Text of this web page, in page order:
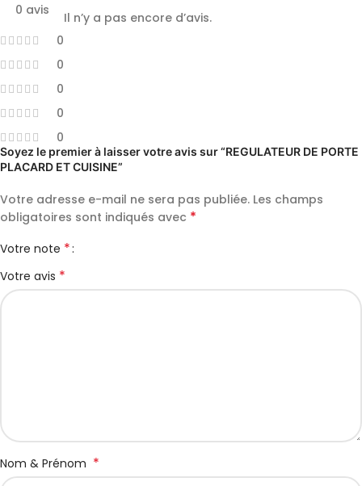
0 avis
0
0
0
0
0
Il n’y a pas encore d’avis.
Soyez le premier à laisser votre avis sur “REGULATEUR DE PORTE
PLACARD ET CUISINE”
Votre adresse e-mail ne sera pas publiée. Les champs
obligatoires sont indiqués avec *
Votre note *
Votre avis *
Nom & Prénom *